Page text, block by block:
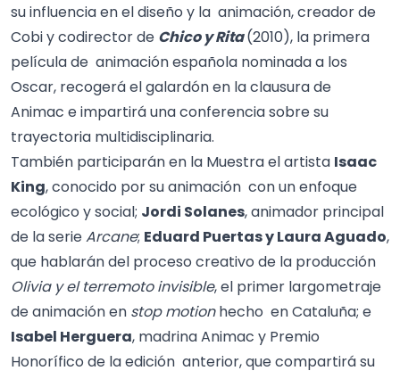
su influencia en el diseño y la animación, creador de
Cobi y codirector de Chico y Rita(2010), la primera
película de animación española nominada a los
Oscar, recogerá el galardón en la clausura de
Animac e impartirá una conferencia sobre su
trayectoria multidisciplinaria.
También participarán en la Muestra el artista Isaac
King, conocido por su animación con un enfoque
ecológico y social; Jordi Solanes, animador principal
de la serieArcane; Eduard Puertas y Laura Aguado,
que hablarán del proceso creativo de la producción
Olivia y el terremoto invisible, el primer largometraje
de animación en stop motionhecho en Cataluña; e
Isabel Herguera, madrina Animac y Premio
Honorífico de la edición anterior, que compartirá su